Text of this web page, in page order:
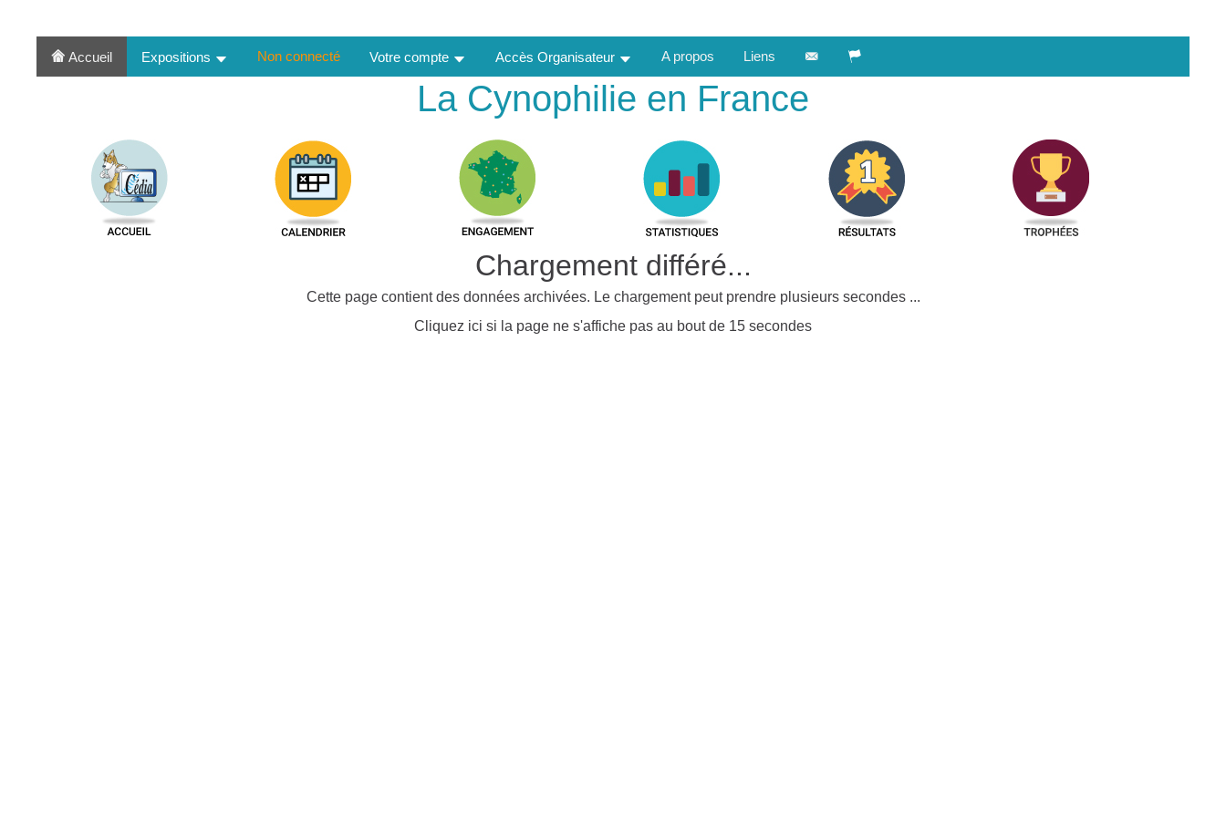
Accueil Expositions Non connecté Votre compte Accès Organisateur A propos Liens
La Cynophilie en France
Chargement différé...
Cette page contient des données archivées. Le chargement peut prendre plusieurs secondes ...
Cliquez ici si la page ne s'affiche pas au bout de 15 secondes